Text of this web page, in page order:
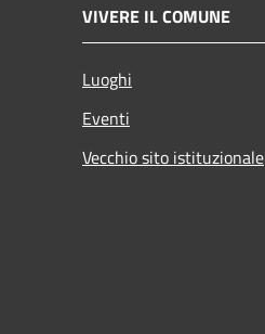
VIVERE IL COMUNE
Luoghi
Eventi
Vecchio sito istituzionale